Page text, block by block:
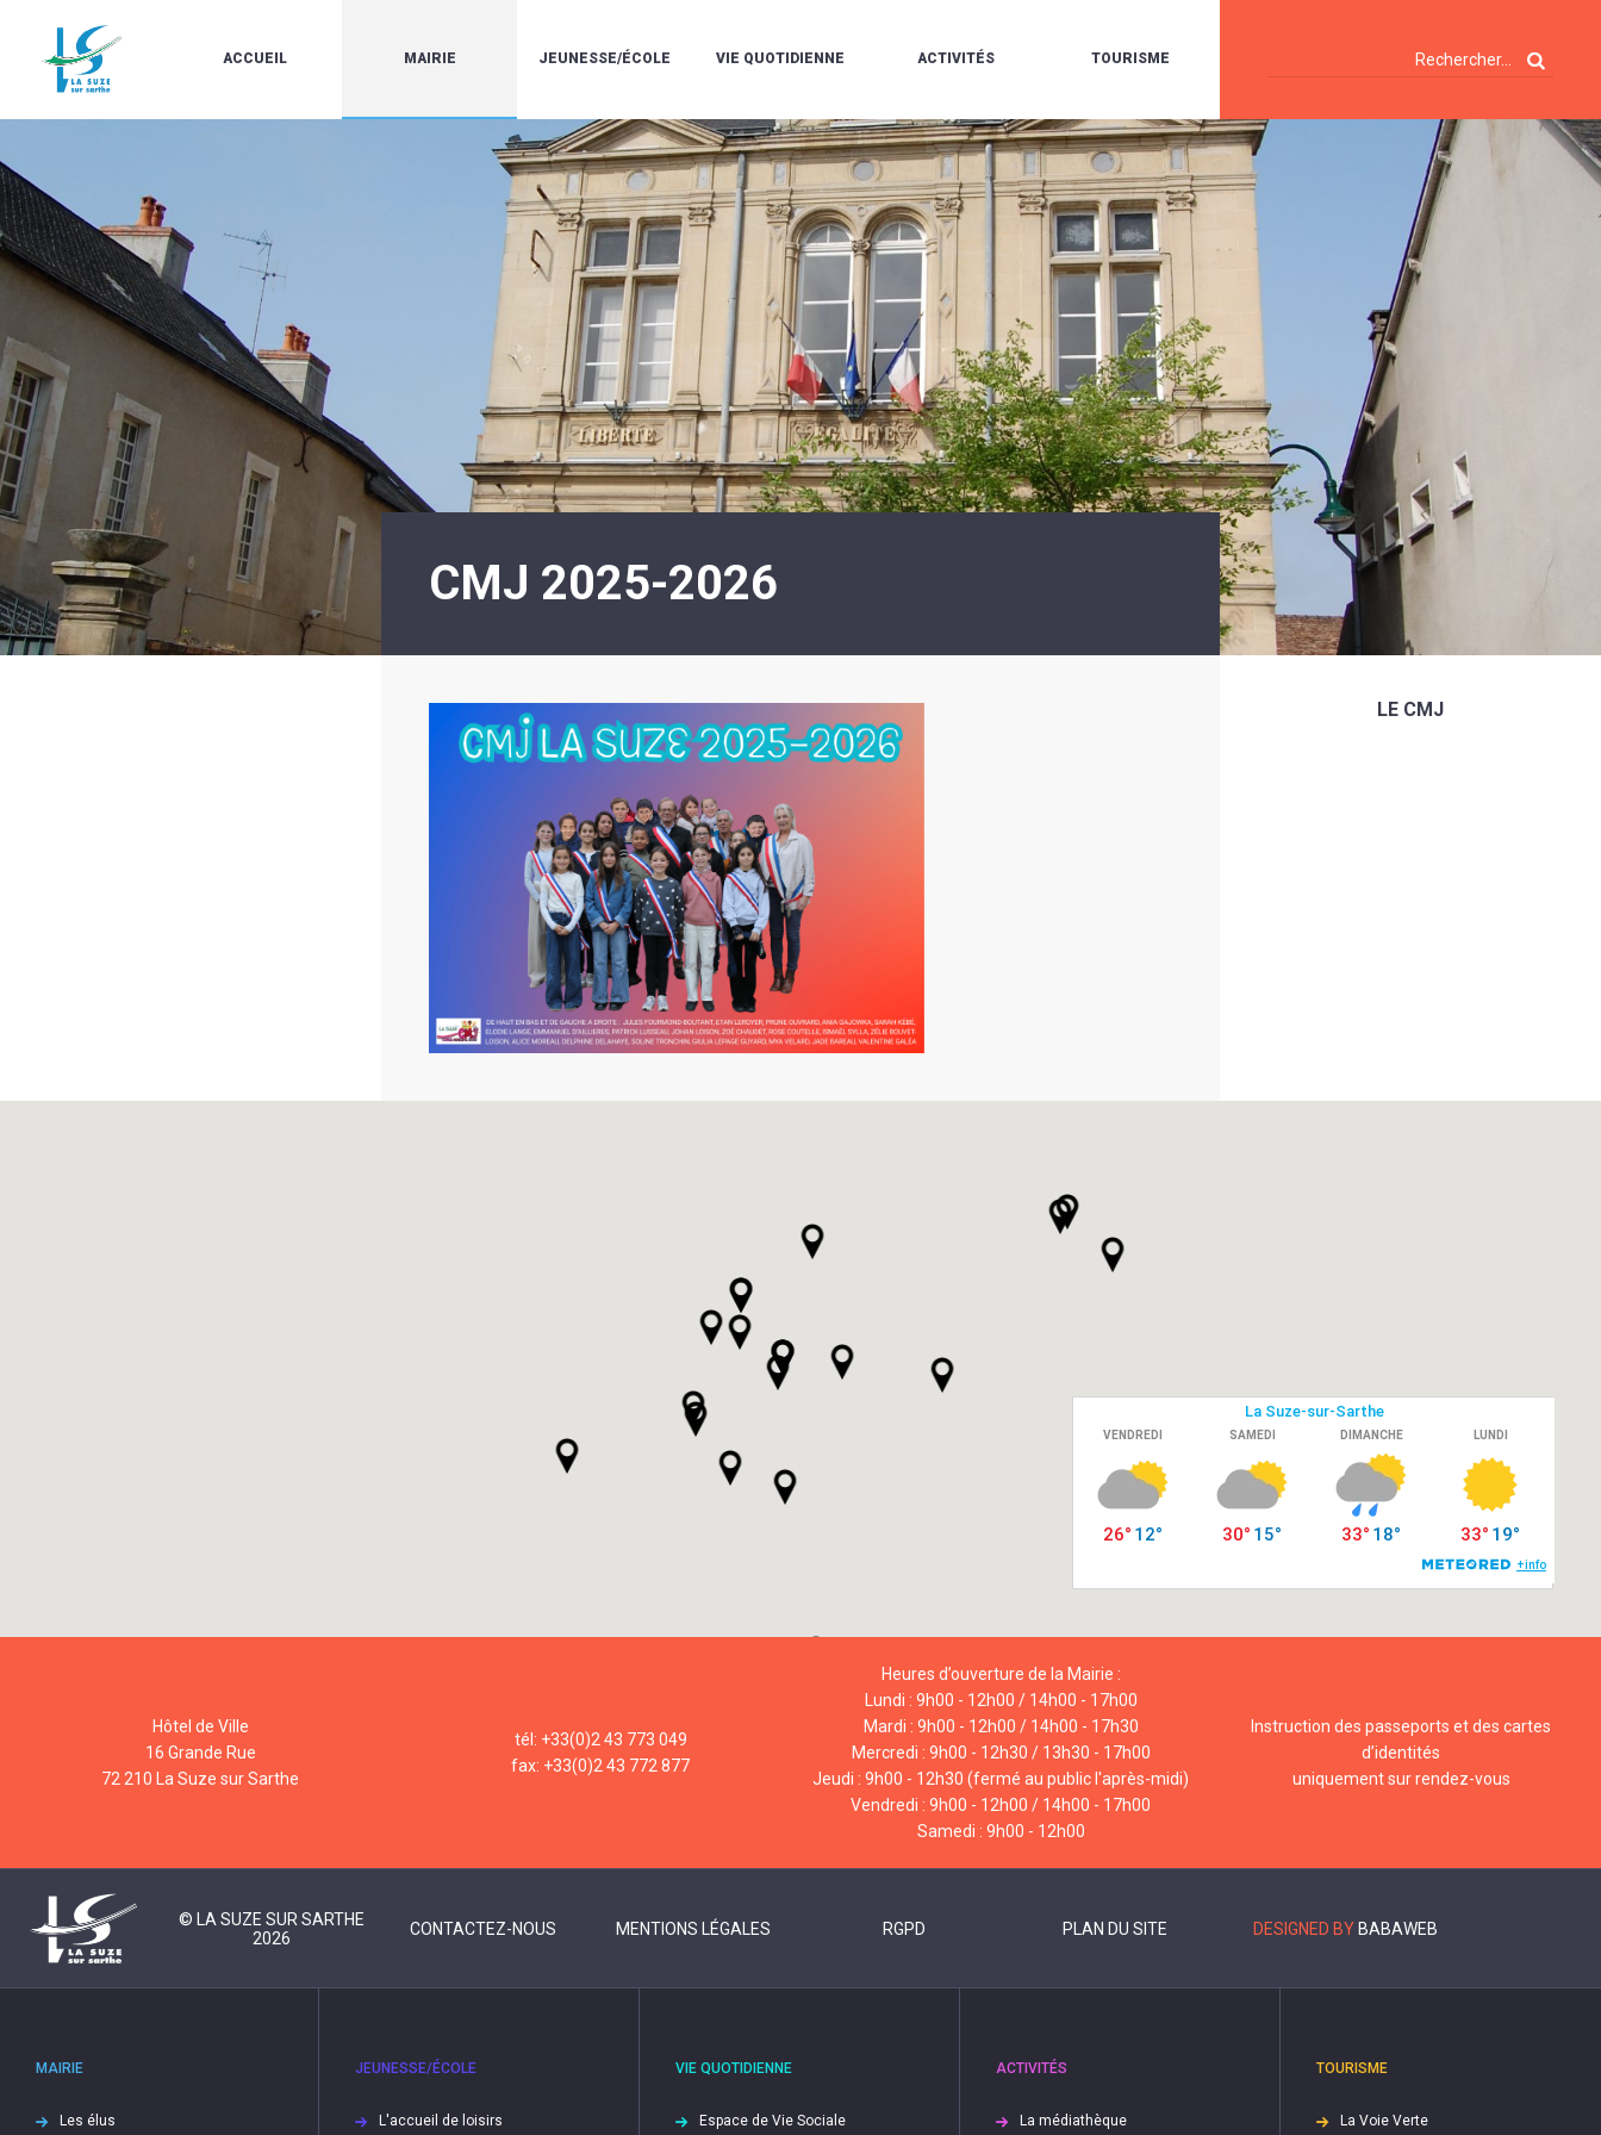
ACCUEIL
SUZE
BULLETINS
EN
LIGNE
AGENDA
LA
SUZE
MAIRIE
MUNICIPAL
ARRÊTÉS
ET
DÉCISIONS
MAIRE
JEUNESSE/ÉCOLE
L'ACCUEIL
DE
LOISIRS
LE
PÉRISCOLAIRE
/
LES
MERCREDIS
RÉCRÉATIFS
RESTAURANT
SCOLAIRE
ÉCOLES
LE
COLLÈGE
ESPACE
JEUNES
11
-
18
ANS
LA
COULÉE
DOUCE
VIE QUOTIDIENNE
ESPACE
DE
VIE
SOCIALE
QUELQUES
RÈGLES
DE
VIE
ENVIRONNEMENT
L'ASSAINISSEMENT
RÉSIDENCE
AUTONOMIE
LE
CCAS
LA
POLICE
MUNICIPALE
RISQUES
MAJEURS
ACTIVITÉS
LA
MÉDIATHÈQUE
L'ÉCOLE
COMMUNAUTAIRE
DE
MUSIQUE
L'ÉCOLE
DANSE
PISCINE
COMMUNAUTAIRE
ASSOCIATIONS
TOURISME
LA
VOIE
VERTE
VISITES
ET
DÉCOUVERTES
LES
RANDONNÉES
POUR
CAMPING-
CARS
TENTES
ET
CARAVANES
LA
HALTE
FLUVIALE
VENIR
À
LA
CMJ 2025-2026
LE CMJ
Hôtel de Ville
16 Grande Rue
72 210 La Suze sur Sarthe
tél: +33(0)2 43 773 049
fax: +33(0)2 43 772 877
Heures d’ouverture de la Mairie :
Lundi : 9h00 - 12h00 / 14h00 - 17h00
Mardi : 9h00 - 12h00 / 14h00 - 17h30
Mercredi : 9h00 - 12h30 / 13h30 - 17h00
Jeudi : 9h00 - 12h30 (fermé au public l'après-midi)
Vendredi : 9h00 - 12h00 / 14h00 - 17h00
Samedi : 9h00 - 12h00
Instruction des passeports et des cartes
d’identités
uniquement sur rendez-vous
© LA SUZE SUR SARTHE
2026
CONTACTEZ-NOUS MENTIONS LÉGALES RGPD PLAN DU SITE DESIGNED BY BABAWEB
MAIRIE
Les élus
JEUNESSE/ÉCOLE
L'accueil de loisirs
VIE QUOTIDIENNE
Espace de Vie Sociale
ACTIVITÉS
La médiathèque
TOURISME
La Voie Verte